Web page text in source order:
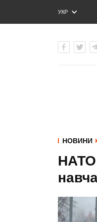
УКР
ENG
НОВИНИ
НАТО